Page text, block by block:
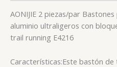
AONIJIE 2 piezas/par
aluminio ultraligeros con
trail running E4216
Características:Este bastón de